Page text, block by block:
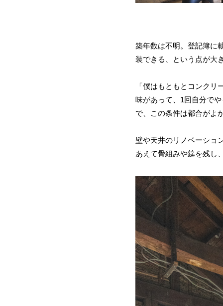
築年数は不明。登記簿に
装できる、という点が大
「僕はもともとコンク
味があって、1回自分で
で、この条件は都合がよ
壁や天井のリノベーショ
あえて骨組みや筵を残し